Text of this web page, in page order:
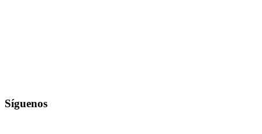
Síguenos